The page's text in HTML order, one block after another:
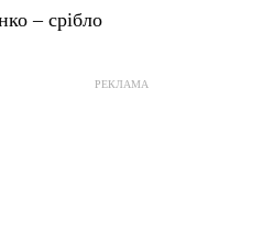
– срібло
РЕКЛАМА